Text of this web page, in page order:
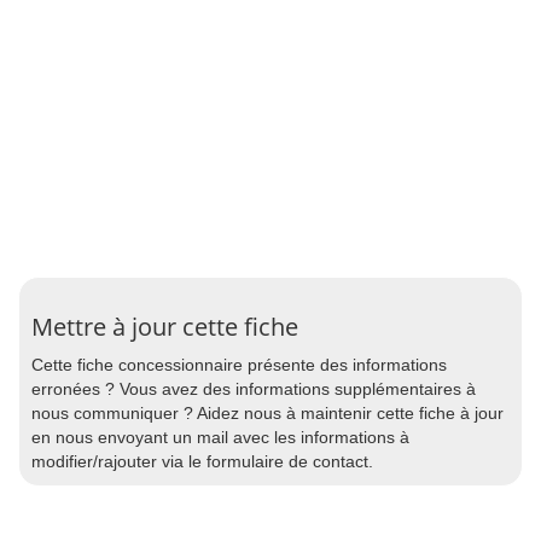
Mettre à jour cette fiche
Cette fiche concessionnaire présente des informations
erronées ? Vous avez des informations supplémentaires à
nous communiquer ? Aidez nous à maintenir cette fiche à jour
en nous envoyant un mail avec les informations à
modifier/rajouter via le formulaire de contact.